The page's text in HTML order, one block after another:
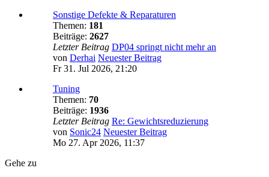
Sonstige Defekte & Reparaturen
Themen: 181
Beiträge: 2627
Letzter Beitrag DP04 springt nicht mehr an
von Derhai Neuester Beitrag
Fr 31. Jul 2026, 21:20
Tuning
Themen: 70
Beiträge: 1936
Letzter Beitrag Re: Gewichtsreduzierung
von Sonic24 Neuester Beitrag
Mo 27. Apr 2026, 11:37
Gehe zu